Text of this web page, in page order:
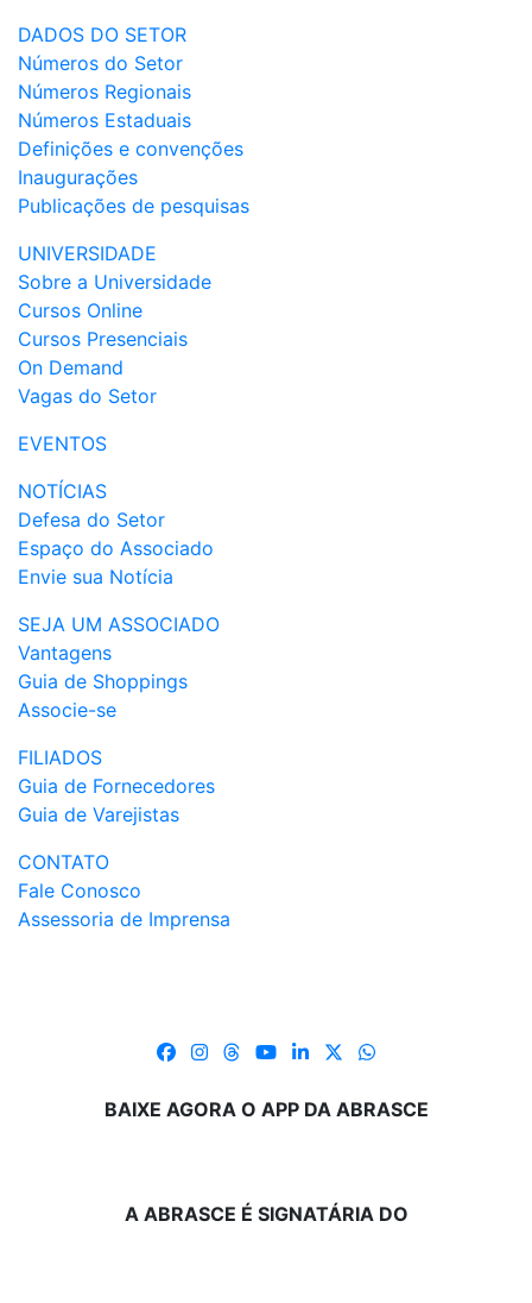
DADOS DO SETOR
Números do Setor
Números Regionais
Números Estaduais
Definições e convenções
Inaugurações
Publicações de pesquisas
UNIVERSIDADE
Sobre a Universidade
Cursos Online
Cursos Presenciais
On Demand
Vagas do Setor
EVENTOS
NOTÍCIAS
Defesa do Setor
Espaço do Associado
Envie sua Notícia
SEJA UM ASSOCIADO
Vantagens
Guia de Shoppings
Associe-se
FILIADOS
Guia de Fornecedores
Guia de Varejistas
CONTATO
Fale Conosco
Assessoria de Imprensa
BAIXE AGORA O APP DA ABRASCE
A ABRASCE É SIGNATÁRIA DO